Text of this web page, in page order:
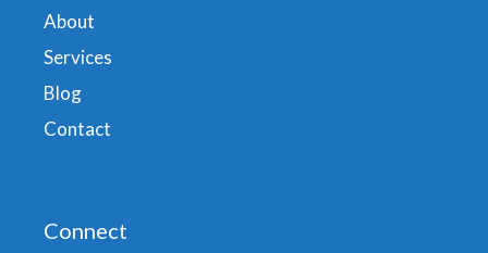
About
Services
Blog
Contact
Connect